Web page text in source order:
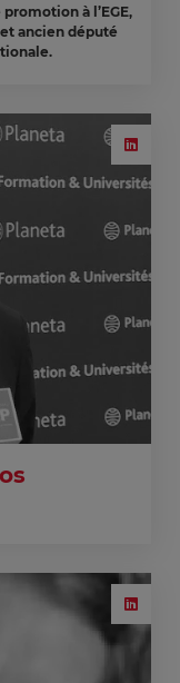
à l’EGE,
ancien député